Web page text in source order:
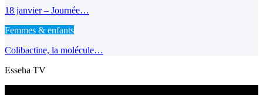
18 janvier – Journée…
Femmes & enfants
Colibactine, la molécule…
Esseha TV